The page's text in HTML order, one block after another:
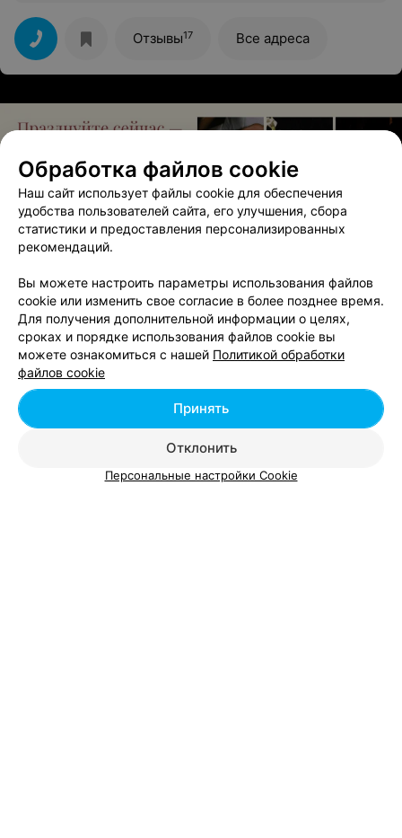
Отзывы17 Все адреса
ЭФФЕКТИВНАЯ РЕКЛАМА НА САЙТЕ
ЛОМБАРД
Слиток
Минск, пр-т Партизанский, 147 до 19:00
Обработка файлов cookie
Наш сайт использует файлы cookie для обеспечения
удобства пользователей сайта, его улучшения, сбора
статистики и предоставления персонализированных
рекомендаций.
Вы можете настроить параметры использования файлов
cookie или изменить свое согласие в более позднее время.
Для получения дополнительной информации о целях,
сроках и порядке использования файлов cookie вы
можете ознакомиться с нашей Политикой обработки
файлов cookie
Отклонить
Принять
Персональные настройки Cookie